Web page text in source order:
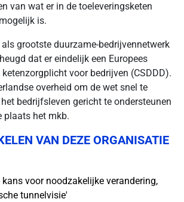
van wat er in de toeleveringsketen
is.
grootste duurzame-bedrijvennetwerk
dat er eindelijk een Europees
voor bedrijven (CSDDD).
overheid om de wet snel te
bedrijfsleven gericht te ondersteunen
plaats het mkb.
VAN DEZE ORGANISATIE
voor noodzakelijke verandering,
tunnelvisie'